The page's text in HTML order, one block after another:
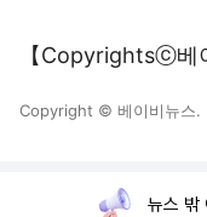
【Copyrightsⓒ베
Copyright © 베이비뉴스.
뉴스 밖